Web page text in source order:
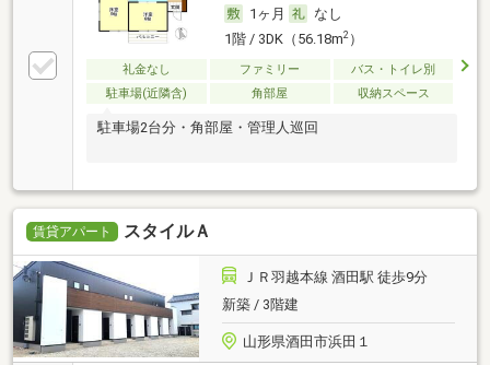
1ヶ月
なし
1階 / 3DK（56.18m2）
礼金なし ファミリー
バス・トイレ別
駐車場(近隣含)
角部屋 収納スペース
駐車場2台分・角部屋・管理人巡回
賃貸アパート スタイルＡ
ＪＲ羽越本線 酒田駅 徒歩9分
新築 / 3階建
山形県酒田市浜田１